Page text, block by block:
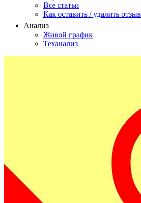
Все статьи
Как оставить / удалить отзыв
Анализ
Живой график
Теханализ